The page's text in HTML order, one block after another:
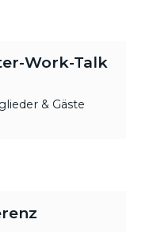
Work-Talk
& Gäste